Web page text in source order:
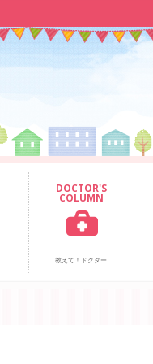
DOCTOR'S
COLUMN
教えて！ドクター